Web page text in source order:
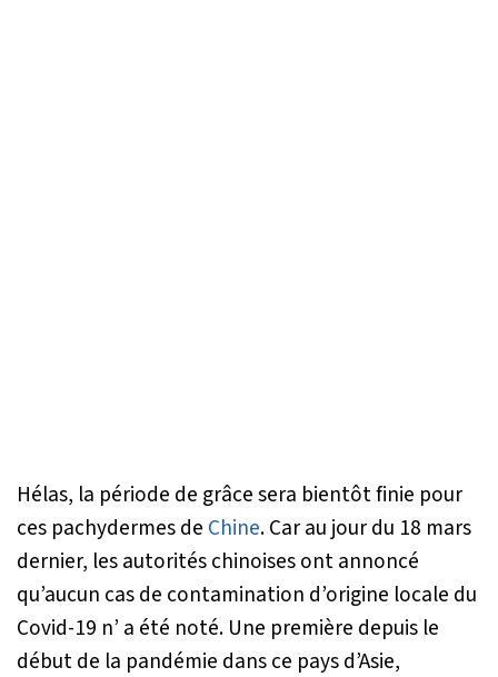
Hélas, la période de grâce sera bientôt finie pour
ces pachydermes de Chine. Car au jour du 18 mars
dernier, les autorités chinoises ont annoncé
qu’aucun cas de contamination d’origine locale du
Covid-19 n’ a été noté. Une première depuis le
début de la pandémie dans ce pays d’Asie,